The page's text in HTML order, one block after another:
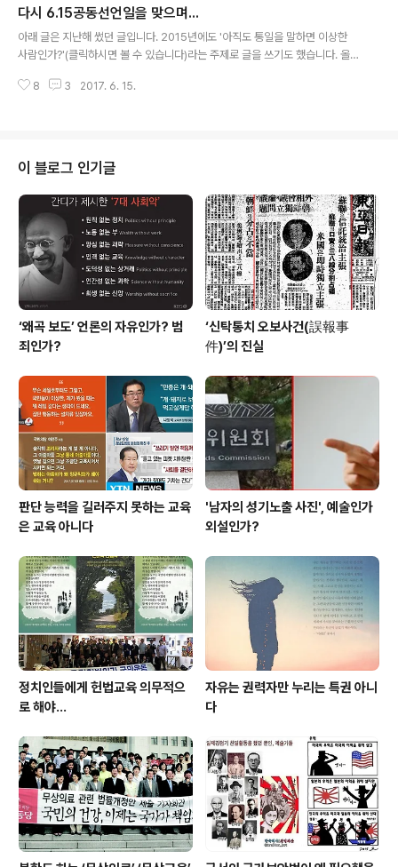
위해 분장한 얼굴 같다. 찬찬히 보니 3명의 학생 모두가 그
렇다. 학교에서는 그렇게 하고 있지 않을텐데 급하게 나오
면서 입술연지와 화운데이션을 찍어 바른 모양이다. 시간
차가 오는 바람에 버스에 타고 오고 말았다. 하나같이 그 예
다시 6.15공동선언일을 맞으며...
아래 글은 지난해 썼던 글입니다. 2015년에도 '아직도 통일을 말하면 이상한
사람인가?'(클릭하시면 볼 수 있습니다)라는 주제로 글을 쓰기도 했습니다. 올
년간 들어간 분단유지비가 얼마나 될까요? 국방비간 40조 3,347억원이라는
값이라고 생각하는 모양입니다. 우리헌법은 '대한민국은 통일을 지향하며 자유
민주적 기본질서에 입각한 평화적 통일정책을 수립하고 이를 한다'(헌법 제 4
조) 고 하지만 아직도 ..
8 3 2017. 6. 15.
이 블로그 인기글
‘왜곡 보도’ 언론의 자유인가? 범
죄인가?
‘신탁통치 오보사건(誤報事
件)’의 진실
판단 능력을 길러주지 못하는 교육
은 교육 아니다
'남자의 성기노출 사진', 예술인가
외설인가?
정치인들에게 헌법교육 의무적으
로 해야…
자유는 권력자만 누리는 특권 아니
다